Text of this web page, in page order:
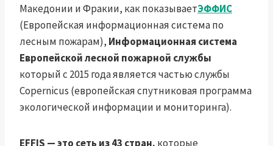
Македонии и Фракии, как показываетЭФФИС
(Европейская информационная система по
лесным пожарам), Информационная система
Европейской лесной пожарной службы
который с 2015 года является частью службы
Copernicus (европейская спутниковая программа
экологической информации и мониторинга).
EFFIS — это сеть из 43 стран. которые